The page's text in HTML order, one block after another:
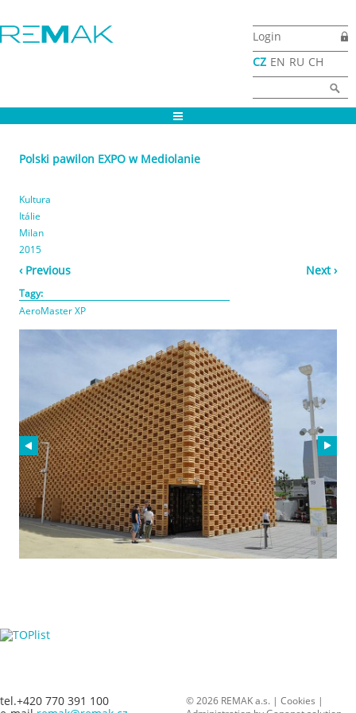
Login
CZ EN RU CH
wyszukiwania
Polski pawilon EXPO w Mediolanie
Kultura
Itálie
Milan
2015
‹ Previous Next ›
Tagy:
AeroMaster XP
tel.+420 770 391 100
© 2026 REMAK a.s. | Cookies |